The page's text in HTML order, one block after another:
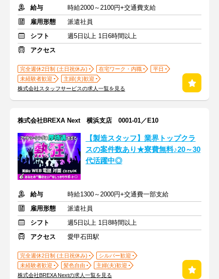
給与
時給2000～2100円+交通費支給
雇用形態
派遣社員
シフト
週5日以上 1日6時間以上
アクセス
完全週休2日制 (土日祝休み) 在宅ワーク・内職
平日
未経験者歓迎
主婦(夫)歓迎
株式会社スタッフサービスの求人一覧を見る
株式会社BREXA Next 横浜支店 0001-01／E10
【製造スタッフ】業界トップクラ
スの案件数あり★寮費無料♪20～30
代活躍中◎
給与
時給1300～2000円+交通費一部支給
雇用形態
派遣社員
シフト
週5日以上 1日8時間以上
アクセス
愛甲石田駅
完全週休2日制 (土日祝休み)
シルバー歓迎
未経験者歓迎
髪色自由
主婦(夫)歓迎
株式会社BREXA Nextの求人一覧を見る